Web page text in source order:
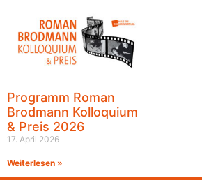
Programm Roman
Brodmann Kolloquium
& Preis 2026
17. April 2026
Weiterlesen »